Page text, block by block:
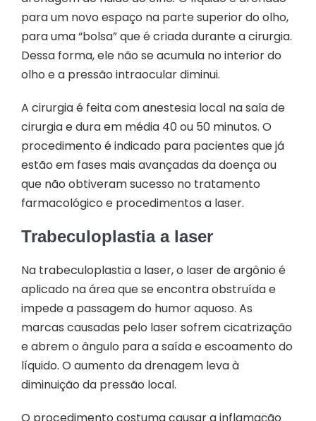
para um novo espaço na parte superior do olho,
para uma “bolsa” que é criada durante a cirurgia.
Dessa forma, ele não se acumula no interior do
olho e a pressão intraocular diminui.
A cirurgia é feita com anestesia local na sala de
cirurgia e dura em média 40 ou 50 minutos. O
procedimento é indicado para pacientes que já
estão em fases mais avançadas da doença ou
que não obtiveram sucesso no tratamento
farmacológico e procedimentos a laser.
Trabeculoplastia a laser
Na trabeculoplastia a laser, o laser de argônio é
aplicado na área que se encontra obstruída e
impede a passagem do humor aquoso. As
marcas causadas pelo laser sofrem cicatrização
e abrem o ângulo para a saída e escoamento do
líquido. O aumento da drenagem leva à
diminuição da pressão local.
O procedimento costuma causar a inflamação